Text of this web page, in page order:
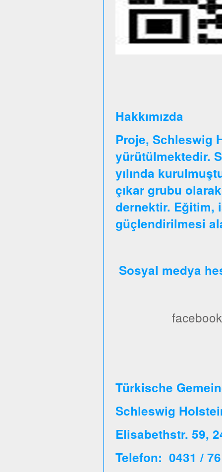
Hakkımızda
Proje, Schleswig
yürütülmektedir.
yılında
çıkar grubu
dernektir. Eğitim,
güçlendirilmesi
Sosyal medya
Türkische
Schleswig
Elisabethstr. 59,
Telefon: 0431 /